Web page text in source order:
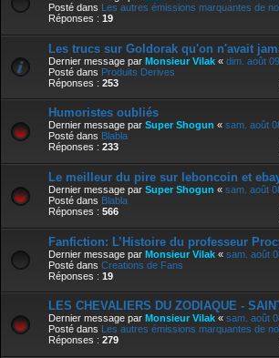
Posté dans Les autres émissions marquantes de
Réponses : 19
Les trucs sur Goldorak qu'on n'avait
Dernier message par Monsieur Vilak « dim. août
Posté dans Produits Derives
Réponses : 253
Humoristes oubliés
Dernier message par Super Shogun « sam. août
Posté dans Blabla
Réponses : 233
Le meilleur du pire sur leboncoin et
Dernier message par Super Shogun « sam. août
Posté dans Blabla
Réponses : 566
Fanfiction: L’Histoire du professeur
Dernier message par Monsieur Vilak « sam. août
Posté dans Creations de Fans
Réponses : 19
LES CHEVALIERS DU ZODIAQUE -
Dernier message par Monsieur Vilak « sam. août
Posté dans
Les autres émissions marquantes de
Réponses : 279